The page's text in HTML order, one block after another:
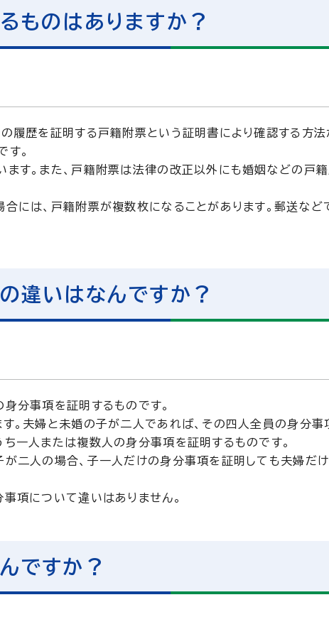
ものはありますか？
履歴を証明する戸籍附票という証明書により確認する方法
。
す。また、戸籍附票は法律の改正以外にも婚姻などの戸
には、戸籍附票が複数枚になることがあります。郵送な
違いはなんですか？
分事項を証明するものです。
。夫婦と未婚の子が二人であれば、その四人全員の身分事
一人または複数人の身分事項を証明するものです。
二人の場合、子一人だけの身分事項を証明しても夫婦だ
項について違いはありません。
ですか？